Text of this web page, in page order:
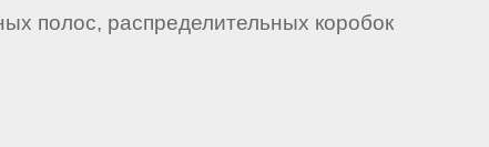
полос, распределительных коробок